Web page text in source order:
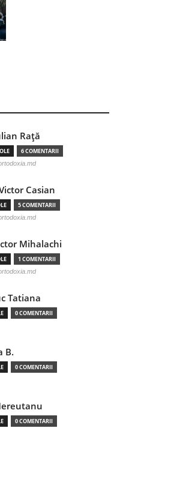
Raţă
6 COMENTARII
Casian
5 COMENTARII
Mihalachi
1 COMENTARII
Tatiana
0 COMENTARII
B.
0 COMENTARII
0 COMENTARII